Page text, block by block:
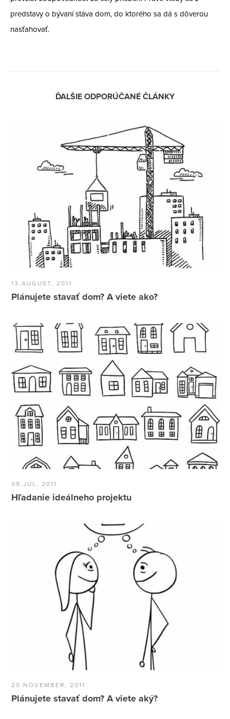
predstavy o bývaní stáva dom, do ktorého sa dá s dôverou
nasťahovať.
ĎALŠIE ODPORÚČANÉ ČLÁNKY
13.AUGUST, 2011
Plánujete stavať dom? A viete ako?
09.JÚL, 2011
Hľadanie ideálneho projektu
20.NOVEMBER, 2011
Plánujete stavať dom? A viete aký?